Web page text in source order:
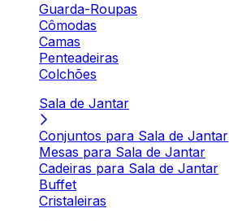
Guarda-Roupas
Cômodas
Camas
Penteadeiras
Colchões
Sala de Jantar
Conjuntos para Sala de Jantar
Mesas para Sala de Jantar
Cadeiras para Sala de Jantar
Buffet
Cristaleiras